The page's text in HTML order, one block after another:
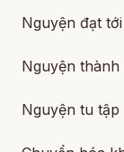
Nguyện đạt
Nguyện
Nguyện tu